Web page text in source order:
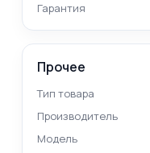
Гарантия
Прочее
Тип товара
Производитель
Модель